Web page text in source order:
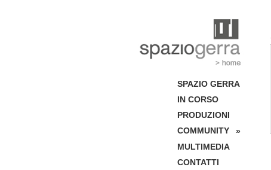
SPAZIO GERRA
IN CORSO
PRODUZIONI
COMMUNITY
»
MULTIMEDIA
CONTATTI